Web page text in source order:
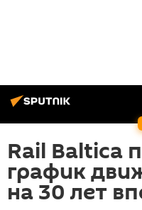
Rail Baltica
график
на 30 лет